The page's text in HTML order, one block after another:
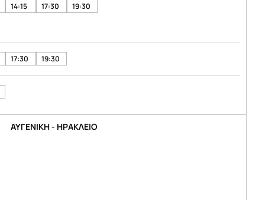
14:15 17:30 19:30
17:30 19:30
ΑΥΓΕΝΙΚΗ - ΗΡΑΚΛΕΙΟ